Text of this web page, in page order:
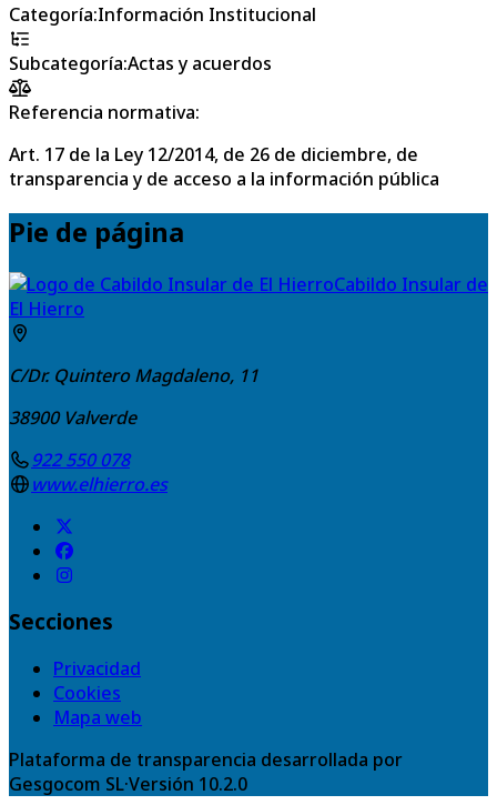
Categoría:Información Institucional
Subcategoría:Actas y acuerdos
Referencia normativa:
Art. 17 de la Ley 12/2014, de 26 de diciembre, de
transparencia y de acceso a la información pública
Pie de página
Cabildo Insular de
El Hierro
C/Dr. Quintero Magdaleno, 11
38900 Valverde
922 550 078
www.elhierro.es
Secciones
Privacidad
Cookies
Mapa web
Plataforma de transparencia desarrollada por
Gesgocom SL·Versión 10.2.0